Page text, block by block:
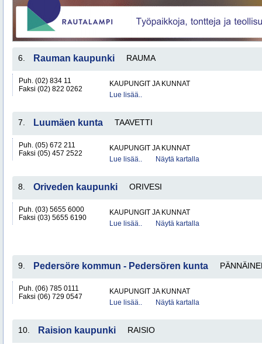
6. Rauman kaupunki RAUMA
Puh. (02) 834 11
Faksi (02) 822 0262
KAUPUNGIT JA KUNNAT
Lue lisää..
7. Luumäen kunta TAAVETTI
Puh. (05) 672 211
Faksi (05) 457 2522
KAUPUNGIT JA KUNNAT
Lue lisää..
Näytä kartalla
8. Oriveden kaupunki ORIVESI
Puh. (03) 5655 6000
Faksi (03) 5655 6190
KAUPUNGIT JA KUNNAT
Lue lisää..
Näytä kartalla
9. Pedersöre kommun - Pedersören kunta
Puh. (06) 785 0111
Faksi (06) 729 0547
KAUPUNGIT JA KUNNAT
Lue lisää..
Näytä kartalla
10. Raision kaupunki RAISIO